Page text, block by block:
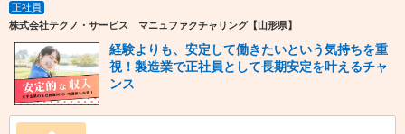
正社員
株式会社テクノ・サービス マニュファクチャリング【山形県】
経験よりも、安定して働きたいという気持ちを重
視！製造業で正社員として長期安定を叶えるチャ
ンス